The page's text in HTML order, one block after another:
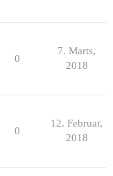
0
7. Marts,
2018
0
12. Februar,
2018